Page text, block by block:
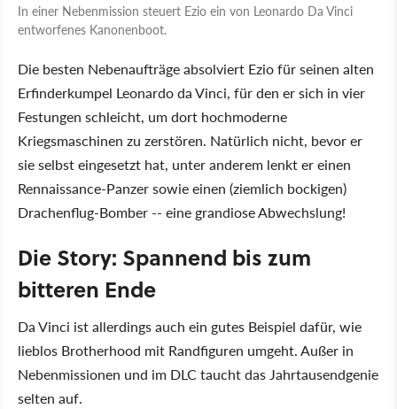
In einer Nebenmission steuert Ezio ein von Leonardo Da Vinci
entworfenes Kanonenboot.
Die besten Nebenaufträge absolviert Ezio für seinen alten
Erfinderkumpel Leonardo da Vinci, für den er sich in vier
Festungen schleicht, um dort hochmoderne
Kriegsmaschinen zu zerstören. Natürlich nicht, bevor er
sie selbst eingesetzt hat, unter anderem lenkt er einen
Rennaissance-Panzer sowie einen (ziemlich bockigen)
Drachenflug-Bomber -- eine grandiose Abwechslung!
Die Story: Spannend bis zum
bitteren Ende
Da Vinci ist allerdings auch ein gutes Beispiel dafür, wie
lieblos Brotherhood mit Randfiguren umgeht. Außer in
Nebenmissionen und im DLC taucht das Jahrtausendgenie
selten auf.